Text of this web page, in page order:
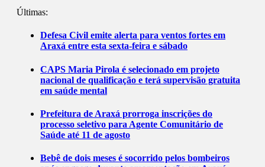
Últimas:
Defesa Civil emite alerta para ventos fortes em
Araxá entre esta sexta-feira e sábado
CAPS Maria Pirola é selecionado em projeto
nacional de qualificação e terá supervisão gratuita
em saúde mental
Prefeitura de Araxá prorroga inscrições do
processo seletivo para Agente Comunitário de
Saúde até 11 de agosto
Bebê de dois meses é socorrido pelos bombeiros